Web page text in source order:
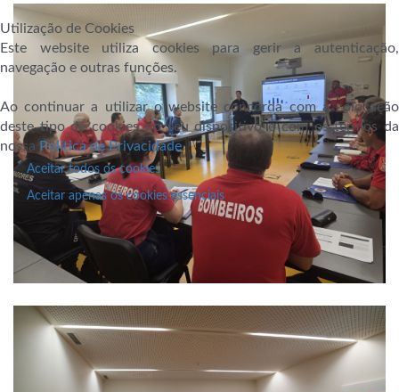
Utilização de Cookies
Este website utiliza cookies para gerir a autenticação,
navegação e outras funções.
Ao continuar a utilizar o website concorda com a colocação
deste tipo de cookies no seu dispositivo e com os termos da
nossa Política de Privacidade.
Aceitar todos os cookies
Aceitar apenas os cookies essenciais